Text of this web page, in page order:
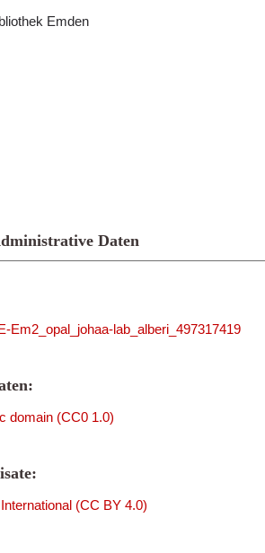
Emden
Daten
Em2_opal_johaa-lab_alberi_497317419
domain (CC0 1.0)
(CC BY 4.0)